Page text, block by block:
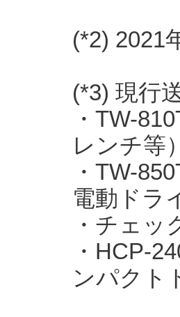
(*2) 2021
(*3) 現行
・TW-
レンチ等
・TW-
電動ドラ
・チェ
・HCP-
ンパクト